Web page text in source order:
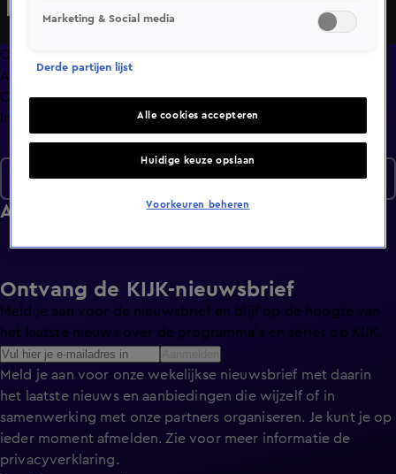
Amsterdam CS. Wat is er aan de hand?
Overzicht
Afleveringen
Clips
Info
Afleveringen
Seizoen 8
Ontvang de KIJK-nieuwsbrief
Meld je aan voor de nieuwsbrief en blijf op de hoogte van
het laatste nieuws over de programma’s en series op KIJK.
Meld je aan voor onze wekelijkse nieuwsbrief met daarin
het laatste nieuws en aanbiedingen die wijzelf of in
samenwerking met onze partners organiseren. Je kunt je op
ieder moment afmelden. Zie voor meer informatie de
privacyverklaring.
Marketing & Social media
Derde partijen lijst
Alle cookies accepteren
Huidige keuze opslaan
Voorkeuren beheren